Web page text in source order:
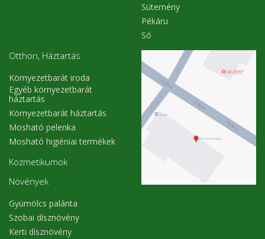
Sütemény
Pékáru
Só
Otthon, Háztartás
Környezetbarát iroda
Egyéb környezetbarát
háztartás
Környezetbarát háztartás
Mosható pelenka
Mosható higiéniai termékek
Kozmetikumok
Növények
Gyümölcs palánta
Szobai dísznövény
Kerti dísznövény